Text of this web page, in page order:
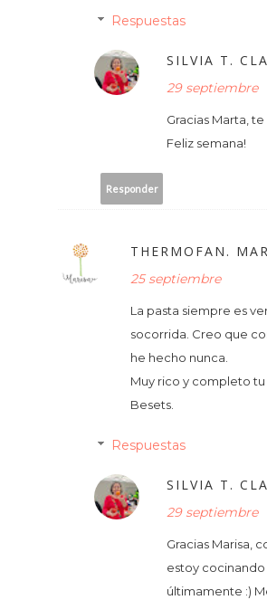
Respuestas
SILVIA T.
29 septiembre
Gracias Marta,
Feliz semana!
Responder
THERMOFAN.
25 septiembre
La pasta siempre es
socorrida. Creo que
he hecho nunca.
Muy rico y completo tu
Besets.
Respuestas
SILVIA T.
29 septiembre
Gracias Marisa,
estoy
últimamente :)